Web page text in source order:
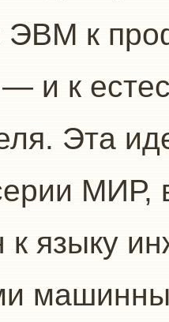
к
и к
Эта
МИР,
к языку